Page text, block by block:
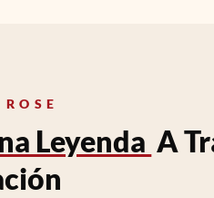
Leyenda A